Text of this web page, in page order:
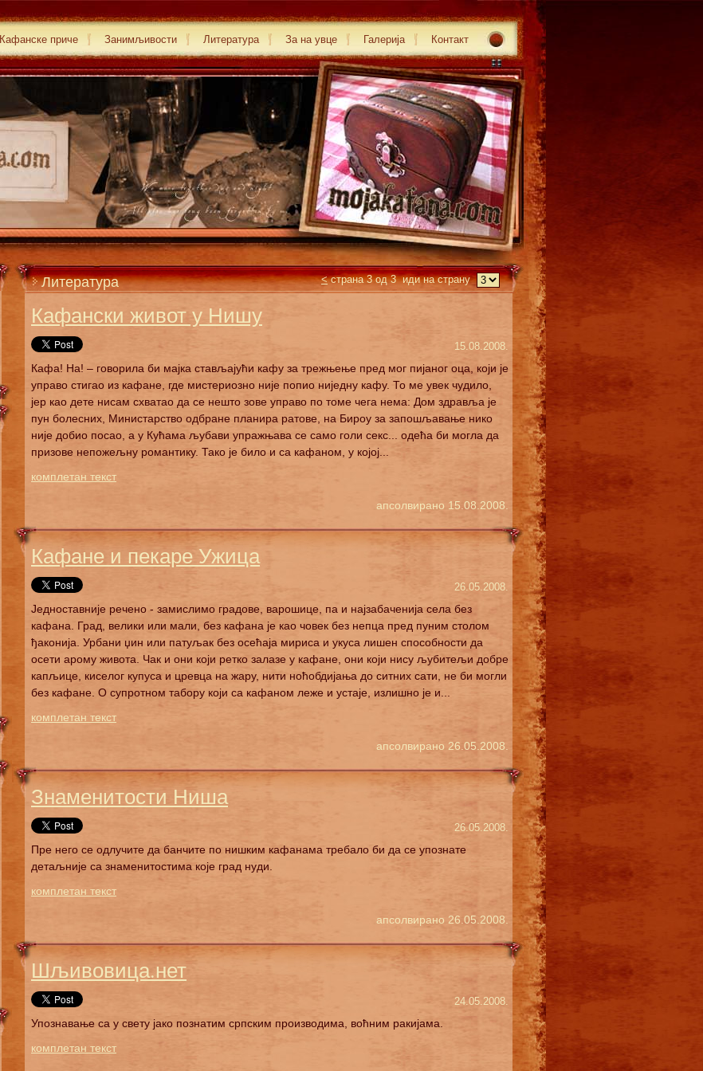
Кафанске приче Занимљивости Литература За на увце Галерија Контакт
Литература <страна 3 од 3 иди на страну
Кафански живот у Нишу
15.08.2008.
Кафа! На! – говорила би мајка стављајући кафу за трежњење пред мог пијаног оца, који је
управо стигао из кафане, где мистериозно није попио ниједну кафу. То ме увек чудило,
јер као дете нисам схватао да се нешто зове управо по томе чега нема: Дом здравља је
пун болесних, Министарство одбране планира ратове, на Бироу за запошљавање нико
није добио посао, а у Кућама љубави упражњава се само голи секс... одећа би могла да
призове непожељну романтику. Тако је било и са кафаном, у којој...
комплетан текст
апсолвирано 15.08.2008.
Кафане и пекаре Ужица
26.05.2008.
Једноставније речено - замислимо градове, варошице, па и најзабаченија села без
кафана. Град, велики или мали, без кафана је као човек без непца пред пуним столом
ђаконија. Урбани џин или патуљак без осећаја мириса и укуса лишен способности да
осети арому живота. Чак и они који ретко залазе у кафане, они који нису љубитељи добре
капљице, киселог купуса и цревца на жару, нити ноћобдијања до ситних сати, не би могли
без кафане. О супротном табору који са кафаном леже и устаје, излишно је и...
комплетан текст
апсолвирано 26.05.2008.
Знаменитости Ниша
26.05.2008.
Пре него се одлучите да банчите по нишким кафанама требало би да се упознате
детаљније са знаменитостима које град нуди.
комплетан текст
апсолвирано 26.05.2008.
Шљивовица.нет
24.05.2008.
Упознавање са у свету јако познатим српским производима, воћним ракијама.
комплетан текст